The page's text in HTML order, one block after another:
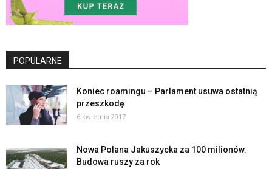
POPULARNE
Koniec roamingu – Parlament usuwa ostatnią
przeszkodę
6 kwietnia 2017
Nowa Polana Jakuszycka za 100 milionów.
Budowa ruszy za rok